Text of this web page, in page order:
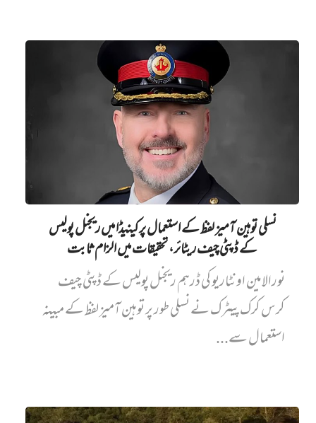
نسلی توہین آمیز لفظ کے استعمال پر کینیڈا میں ریجنل پولیس
کے ڈپٹی چیف ریٹائر، تحقیقات میں الزام ثابت
نورالامین اونٹاریو کی ڈرہم ریجنل پولیس کے ڈپٹی چیف
کرس کرک پیٹرک نے نسلی طور پر توہین آمیز لفظ کے مبینہ
استعمال سے...